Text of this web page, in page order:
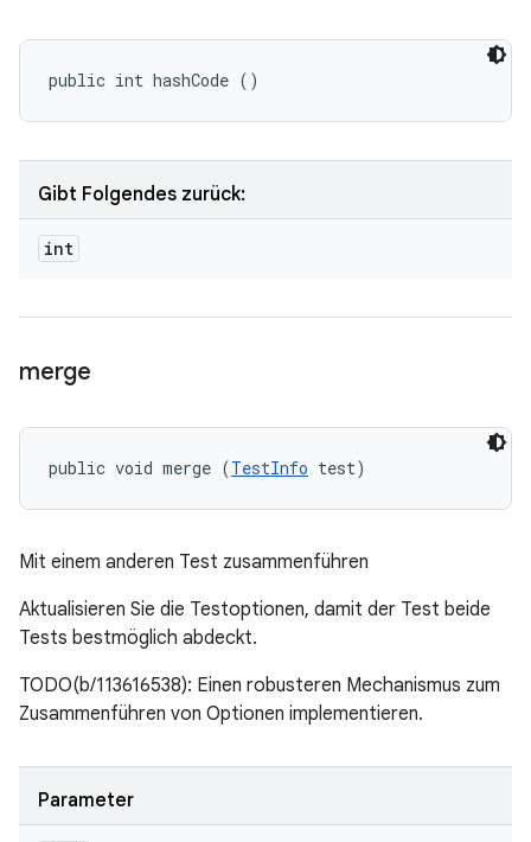
public int hashCode ()
Gibt Folgendes zurück:
int
merge
public void merge (TestInfo test)
Mit einem anderen Test zusammenführen
Aktualisieren Sie die Testoptionen, damit der Test beide
Tests bestmöglich abdeckt.
TODO(b/113616538): Einen robusteren Mechanismus zum
Zusammenführen von Optionen implementieren.
Parameter